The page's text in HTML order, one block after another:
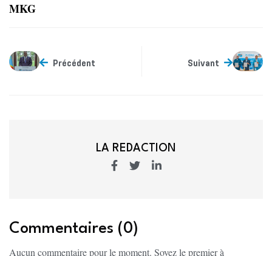
MKG
Précédent Suivant
LA REDACTION
Commentaires (0)
Aucun commentaire pour le moment. Soyez le premier à